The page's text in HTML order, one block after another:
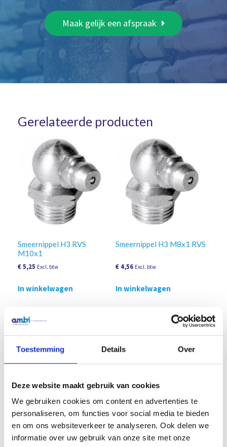
Toestemming Details Over
Deze website maakt gebruik van cookies
We gebruiken cookies om content en advertenties te
personaliseren, om functies voor social media te bieden
en om ons websiteverkeer te analyseren. Ook delen we
informatie over uw gebruik van onze site met onze
Maak gelijk een afspraak
Gerelateerde producten
Smeernippel H3 RVS
M10x1
€5,25 Excl. btw
In winkelwagen
Smeernippel H3 M8x1 RVS
€4,56 Excl. btw
In winkelwagen
Smeernippel H3 M6x1 RVS Smeernippel H3 R1/8″ RVS